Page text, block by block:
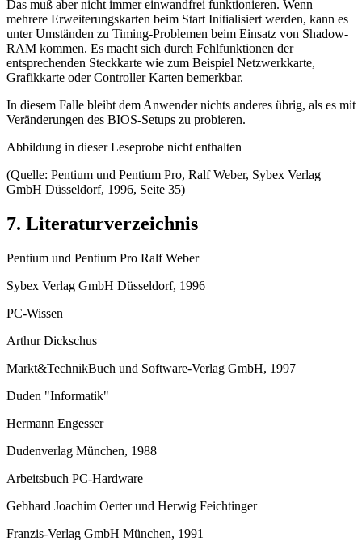
Das muß aber nicht immer einwandfrei funktionieren. Wenn
mehrere Erweiterungskarten beim Start Initialisiert werden, kann es
unter Umständen zu Timing-Problemen beim Einsatz von Shadow-
RAM kommen. Es macht sich durch Fehlfunktionen der
entsprechenden Steckkarte wie zum Beispiel Netzwerkkarte,
Grafikkarte oder Controller Karten bemerkbar.
In diesem Falle bleibt dem Anwender nichts anderes übrig, als es mit
Veränderungen des BIOS-Setups zu probieren.
Abbildung in dieser Leseprobe nicht enthalten
(Quelle: Pentium und Pentium Pro, Ralf Weber, Sybex Verlag
GmbH Düsseldorf, 1996, Seite 35)
7. Literaturverzeichnis
Pentium und Pentium Pro Ralf Weber
Sybex Verlag GmbH Düsseldorf, 1996
PC-Wissen
Arthur Dickschus
Markt&TechnikBuch und Software-Verlag GmbH, 1997
Duden "Informatik"
Hermann Engesser
Dudenverlag München, 1988
Arbeitsbuch PC-Hardware
Gebhard Joachim Oerter und Herwig Feichtinger
Franzis-Verlag GmbH München, 1991